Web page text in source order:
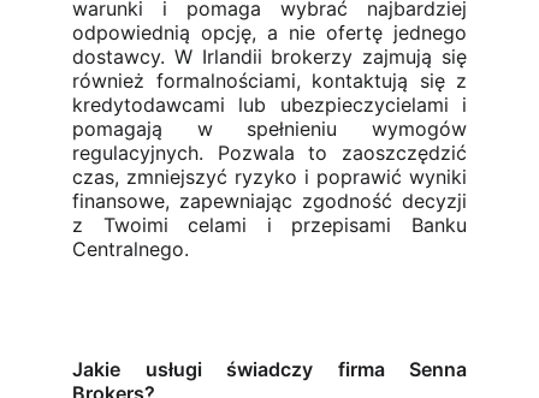
Jakie usługi świadczy firma Senna
Brokers?
warunki i pomaga wybrać najbardziej
odpowiednią opcję, a nie ofertę jednego
dostawcy. W Irlandii brokerzy zajmują się
również formalnościami, kontaktują się z
kredytodawcami lub ubezpieczycielami i
pomagają w spełnieniu wymogów
regulacyjnych. Pozwala to zaoszczędzić
czas, zmniejszyć ryzyko i poprawić wyniki
finansowe, zapewniając zgodność decyzji
z Twoimi celami i przepisami Banku
Centralnego.